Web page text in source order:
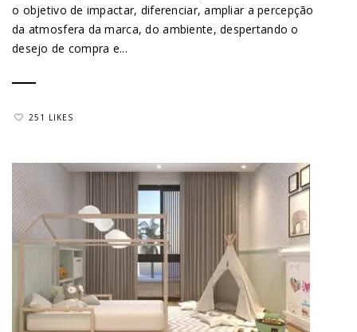
o objetivo de impactar, diferenciar, ampliar a percepção
da atmosfera da marca, do ambiente, despertando o
desejo de compra e...
251 LIKES